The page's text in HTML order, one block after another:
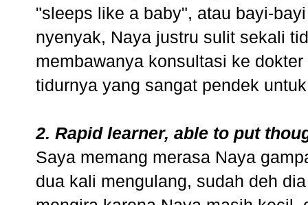
"sleeps like a baby", atau bayi-
nyenyak, Naya justru sulit sekali
membawanya konsultasi ke
tidurnya yang sangat pendek
2. Rapid learner, able to put
Saya memang merasa Naya
dua kali mengulang, sudah deh